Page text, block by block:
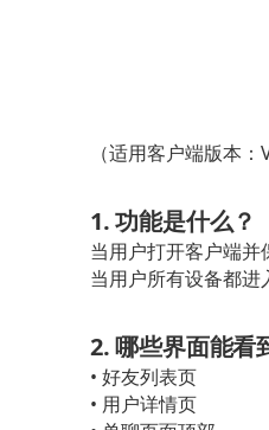
（适用客户端版本：
1. 功能是什么？
当用户打开客户端并
当用户所有设备都进
2. 哪些界面能看
• 好友列表页
• 用户详情页